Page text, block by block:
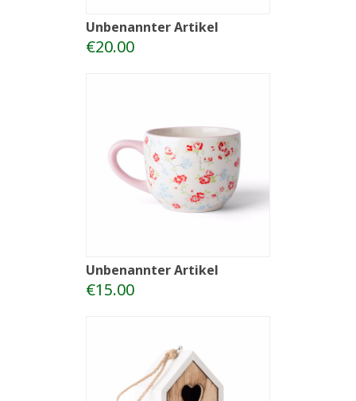
Unbenannter Artikel
€20.00
Unbenannter Artikel
€15.00